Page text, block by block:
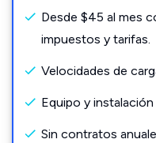
Desde $45 al mes
impuestos y tarifas.
Velocidades de
Equipo y
Sin contratos